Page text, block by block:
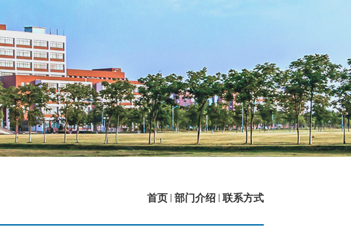
首页 部门介绍 联系方式